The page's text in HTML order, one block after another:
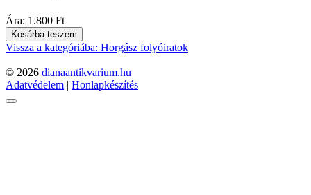
Ára: 1.800 Ft
Kosárba teszem
Vissza a kategóriába: Horgász folyóiratok
© 2026 dianaantikvarium.hu
Adatvédelem | Honlapkészítés